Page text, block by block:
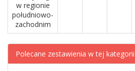
w regionie
południowo-
zachodnim
Polecane zestawienia w tej kategorii